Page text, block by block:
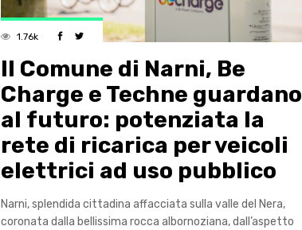
1.76k
Il Comune di Narni, Be
Charge e Techne guardano
al futuro: potenziata la
rete di ricarica per veicoli
elettrici ad uso pubblico
Narni, splendida cittadina affacciata sulla valle del Nera,
coronata dalla bellissima rocca albornoziana, dall’aspetto